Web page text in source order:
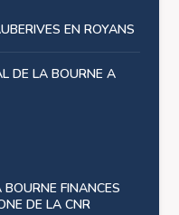
EN ROYANS
DE LA BOURNE A
FINANCES
DE LA CNR